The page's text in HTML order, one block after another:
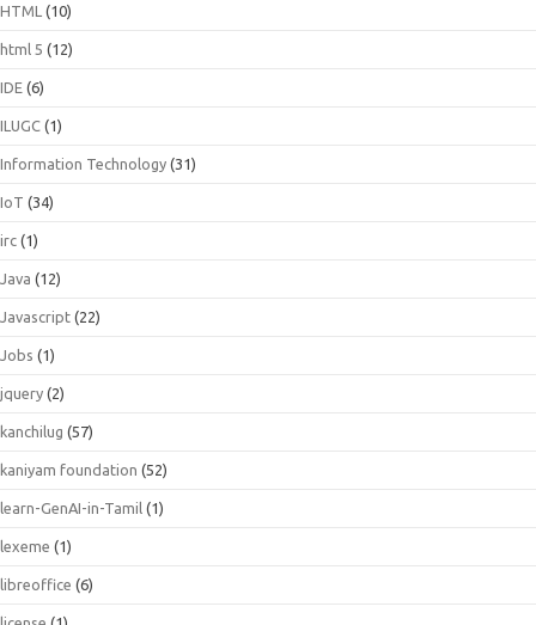
HTML (10)
html 5 (12)
IDE (6)
ILUGC (1)
Information Technology (31)
IoT (34)
irc (1)
Java (12)
Javascript (22)
Jobs (1)
jquery (2)
kanchilug (57)
kaniyam foundation (52)
learn-GenAI-in-Tamil (1)
lexeme (1)
libreoffice (6)